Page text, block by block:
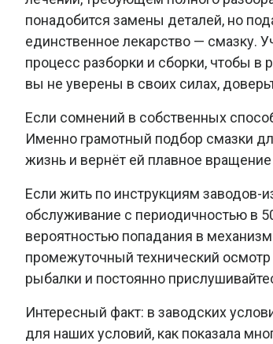
понадобится замены деталей, но
единственное лекарство — смазку.
процесс разборки и сборки, чтобы в
вы не уверены в своих силах,
Если сомнений в собственных
Именно грамотный подбор смазки
жизнь и вернёт ей плавное вращение
Если жить по инструкциям заводов-
обслуживание с периодичностью в
вероятностью попадания в
промежуточный технический
рыбалки и постоянно
Интересный факт: в заводских
для наших условий, как показала